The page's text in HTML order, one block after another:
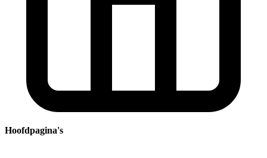
Hoofdpagina's